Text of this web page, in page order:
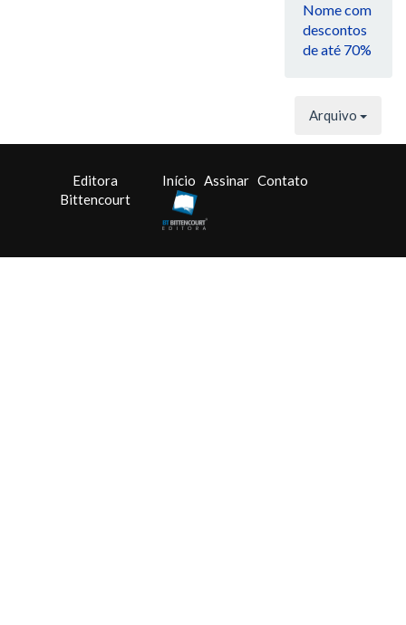
Nome com
descontos
de até 70%
Arquivo
Editora
Bittencourt
Início Assinar Contato